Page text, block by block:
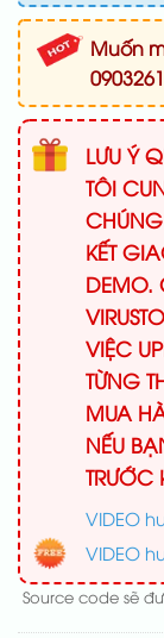
Muốn
LƯU Ý
TÔI
KẾT
DEMO.
VIỆC
TỪNG
MUA
NẾU
TRƯỚC
VIDEO
VIDEO
Source code sẽ